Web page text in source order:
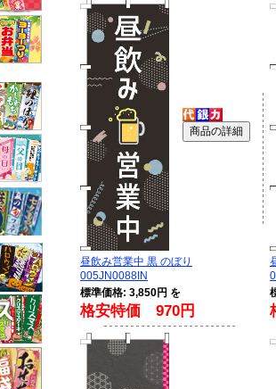
昼飲み営業中 黒 のぼり
005JN0088IN
標準価格: 3,850円 を
格安特価 970円